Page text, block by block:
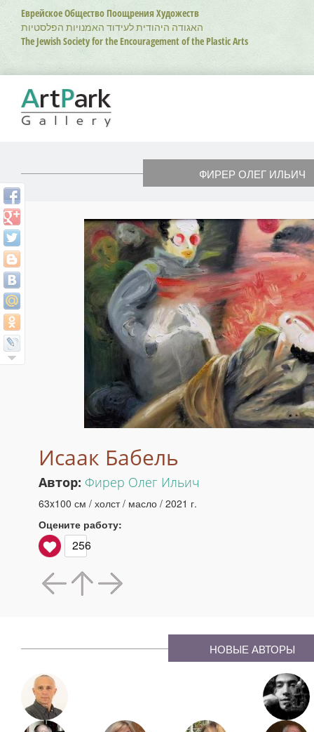
Перейти
основному
содержанию
Еврейское Общество Поощрения Художеств
האגודה היהודית לעידוד האמנויות הפלסטיות
The Jewish Society for the Encouragement of the Plastic Arts
ФИРЕР ОЛЕГ ИЛЬИЧ
Исаак Бабель
Автор: Фирер Олег Ильич
63x100 см / холст / масло / 2021 г.
Оцените работу:
256
НОВЫЕ АВТОРЫ